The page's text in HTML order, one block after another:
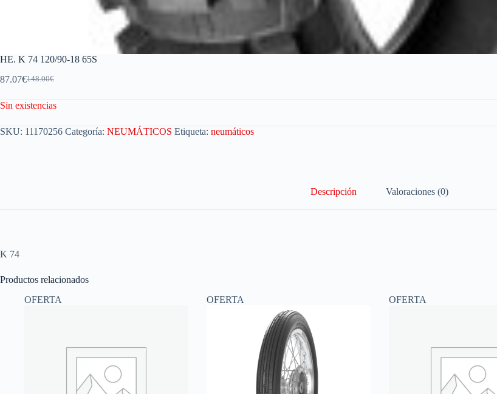
HE. K 74 120/90-18 65S
148.00€
87.07€
Sin existencias
SKU: 11170256 Categoría: NEUMÁTICOS Etiqueta: neumáticos
Descripción Valoraciones (0)
K 74
Productos relacionados
OFERTA
OFERTA OFERTA